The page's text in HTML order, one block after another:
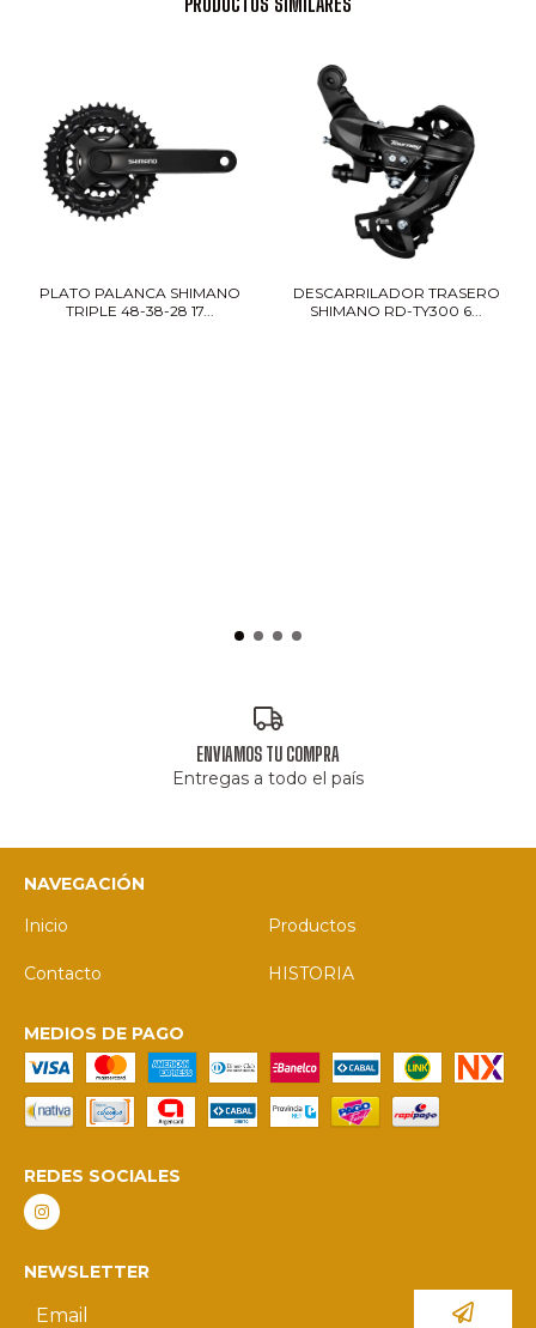
PLATO PALANCA SHIMANO
TRIPLE 48-38-28 17...
DESCARRILADOR TRASERO
SHIMANO RD-TY300 6...
ENVIAMOS TU COMPRA
Entregas a todo el país
NAVEGACIÓN
Inicio
Productos
Contacto HISTORIA
MEDIOS DE PAGO
REDES SOCIALES
NEWSLETTER